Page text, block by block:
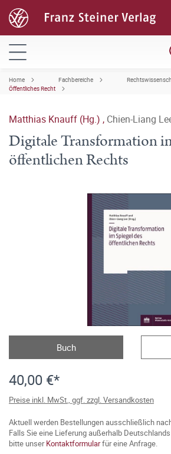
Home Fachbereiche
Öffentliches Recht
Matthias Knauff (Hg.) , Chien-Liang
Digitale Transformation
öffentlichen Rechts
Buch
40,00 €*
Preise inkl. MwSt., ggf. zzgl. Versandkosten
Aktuell werden Bestellungen ausschließlich
Falls Sie eine Lieferung außerhalb
bitte unserKontaktformularfür eine Anfrage.